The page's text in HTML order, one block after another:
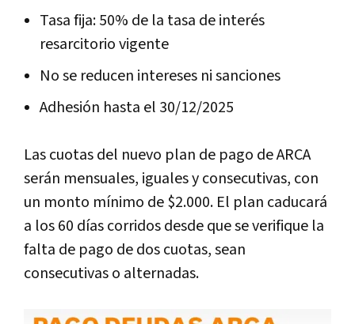
Tasa fija: 50% de la tasa de interés
resarcitorio vigente
No se reducen intereses ni sanciones
Adhesión hasta el 30/12/2025
Las cuotas del nuevo plan de pago de ARCA
serán mensuales, iguales y consecutivas, con
un monto mínimo de $2.000. El plan caducará
a los 60 días corridos desde que se verifique la
falta de pago de dos cuotas, sean
consecutivas o alternadas.